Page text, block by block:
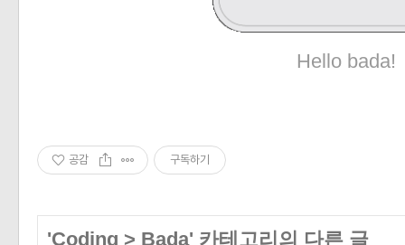
Hello bada!
공감 구독하기
'Coding > Bada' 카테고리의 다른 글